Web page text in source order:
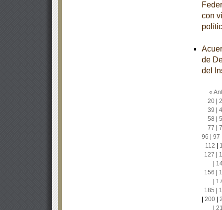
con
de
del
«
20|
39
58
77
96
97
112
127
156
185
200|